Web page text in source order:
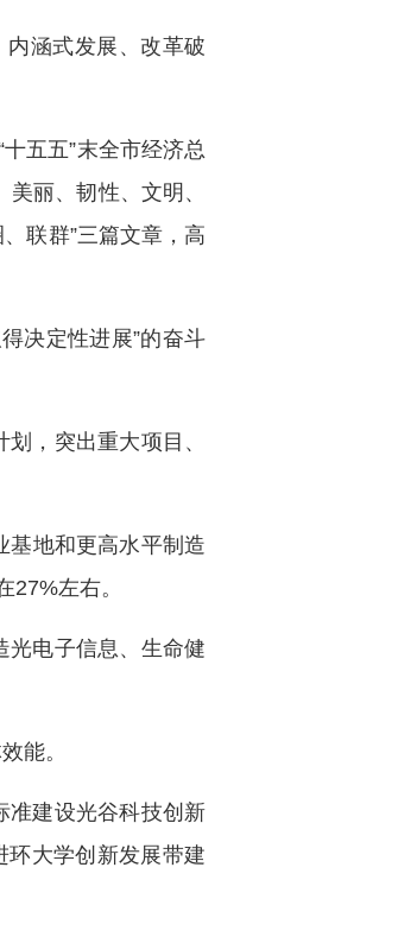
内涵式发展、改革破
五五”末全市经济总
丽、韧性、文明、
联群”三篇文章，高
决定性进展”的奋斗
，突出重大项目、
基地和更高水平制造
左右。
光电子信息、生命健
能。
准建设光谷科技创新
环大学创新发展带建